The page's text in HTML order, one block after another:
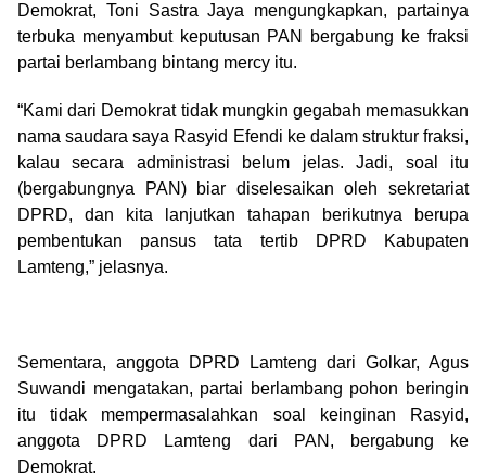
Demokrat, Toni Sastra Jaya mengungkapkan, partainya
terbuka menyambut keputusan PAN bergabung ke fraksi
partai berlambang bintang mercy itu.
“Kami dari Demokrat tidak mungkin gegabah memasukkan
nama saudara saya Rasyid Efendi ke dalam struktur fraksi,
kalau secara administrasi belum jelas. Jadi, soal itu
(bergabungnya PAN) biar diselesaikan oleh sekretariat
DPRD, dan kita lanjutkan tahapan berikutnya berupa
pembentukan pansus tata tertib DPRD Kabupaten
Lamteng,” jelasnya.
Sementara, anggota DPRD Lamteng dari Golkar, Agus
Suwandi mengatakan, partai berlambang pohon beringin
itu tidak mempermasalahkan soal keinginan Rasyid,
anggota DPRD Lamteng dari PAN, bergabung ke
Demokrat.